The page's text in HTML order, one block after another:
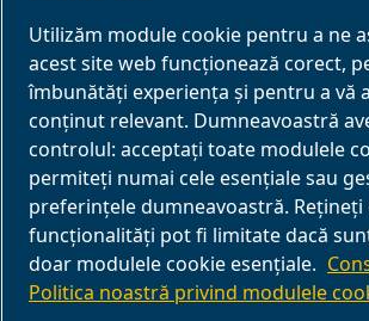
Parteneri de
afaceri
E-Connect 2,0
Business Portal
Galerie media
ABAC
Utilizăm module cookie pentru a ne
acest site web funcționează corect,
îmbunătăți experiența și pentru a vă
conținut relevant. Dumneavoastră
controlul: acceptați toate modulele
permiteți numai cele esențiale sau
preferințele dumneavoastră. Rețineți
funcționalități pot fi limitate dacă
doar modulele cookie esențiale.
Politica noastră privind modulele